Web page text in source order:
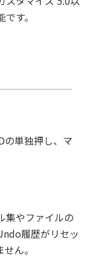
す。
の単独押し、マ
集やファイルの
履歴がリセッ
ん。